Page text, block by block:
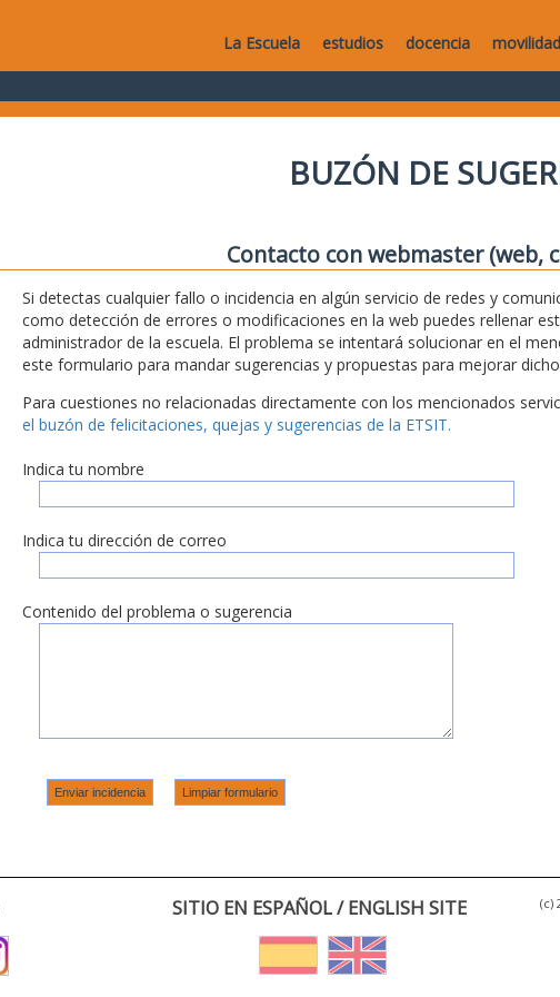
La Escuela estudios docencia movilidad
BUZÓN DE
Contacto con webmaster (web,
Si detectas cualquier fallo o incidencia en algún servicio de redes y
como detección de errores o modificaciones en la web puedes rellenar
administrador de la escuela. El problema se intentará solucionar en el
este formulario para mandar sugerencias y propuestas para mejorar
Para cuestiones no relacionadas directamente con los mencionados
el buzón de felicitaciones, quejas y sugerencias de la ETSIT.
Indica tu nombre
Indica tu dirección de correo
Contenido del problema o sugerencia
SITIO EN ESPAÑOL / ENGLISH SITE
(c)